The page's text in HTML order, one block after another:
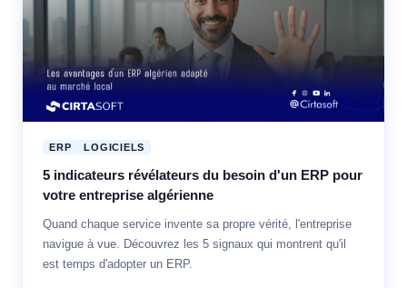
ERP LOGICIELS
5 indicateurs révélateurs du besoin d'un ERP pour
votre entreprise algérienne
Quand chaque service invente sa propre vérité, l'entreprise
navigue à vue. Découvrez les 5 signaux qui montrent qu'il
est temps d'adopter un ERP.